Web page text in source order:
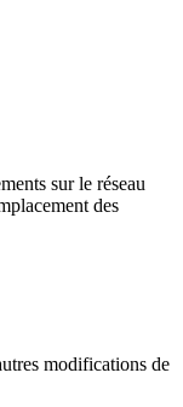
sur le réseau
des
modifications de